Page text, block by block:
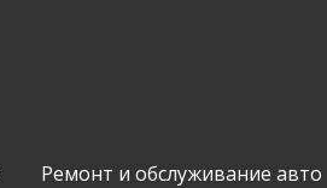
Ремонт и обслуживание авто